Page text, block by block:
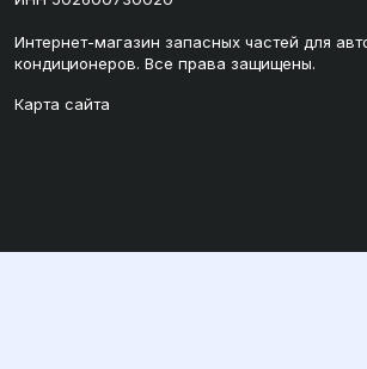
Интернет-магазин запасных частей для
кондиционеров. Все права защищены.
Карта сайта